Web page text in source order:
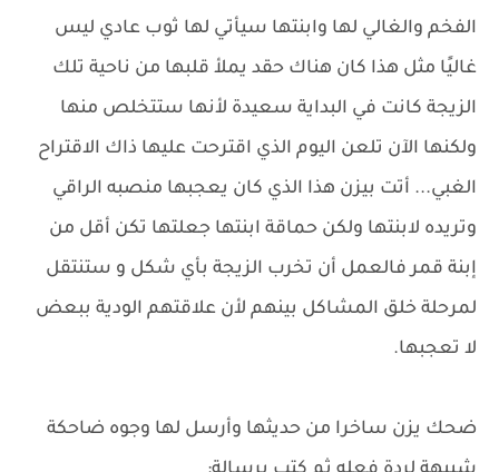
الفخم والغالي لها وابنتها سيأتي لها ثوب عادي ليس
غاليًا مثل هذا كان هناك حقد يملأ قلبها من ناحية تلك
الزيجة كانت في البداية سعيدة لأنها ستتخلص منها
ولكنها الآن تلعن اليوم الذي اقترحت عليها ذاك الاقتراح
الغبي... أتت بيزن هذا الذي كان يعجبها منصبه الراقي
وتريده لابنتها ولكن حماقة ابنتها جعلتها تكن أقل من
إبنة قمر فالعمل أن تخرب الزيجة بأي شكل و ستنتقل
لمرحلة خلق المشاكل بينهم لأن علاقتهم الودية ببعض
لا تعجبها.
ضحك يزن ساخرا من حديثها وأرسل لها وجوه ضاحكة